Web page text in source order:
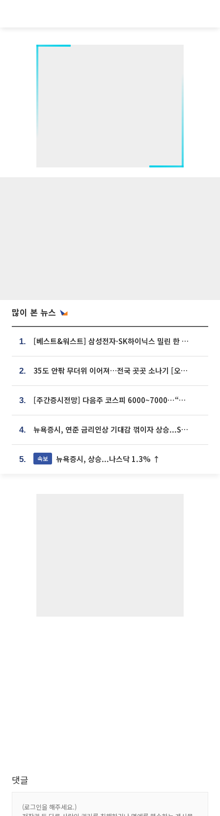
많이 본 뉴스
1. [베스트&워스트] 삼성전자·SK하이닉스 밀린 한 주…상상인증권은 85% 급등
2. 35도 안팎 무더위 이어져…전국 곳곳 소나기 [오늘 날씨]
3. [주간증시전망] 다음주 코스피 6000~7000⋯“外人 수급은 정책이 변수”
4. 뉴욕증시, 연준 금리인상 기대감 꺾이자 상승...S&P500 사상 최고치 [종합]
5. 속보 뉴욕증시, 상승...나스닥 1.3% ↑
댓글